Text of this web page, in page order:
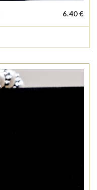
6.40 €